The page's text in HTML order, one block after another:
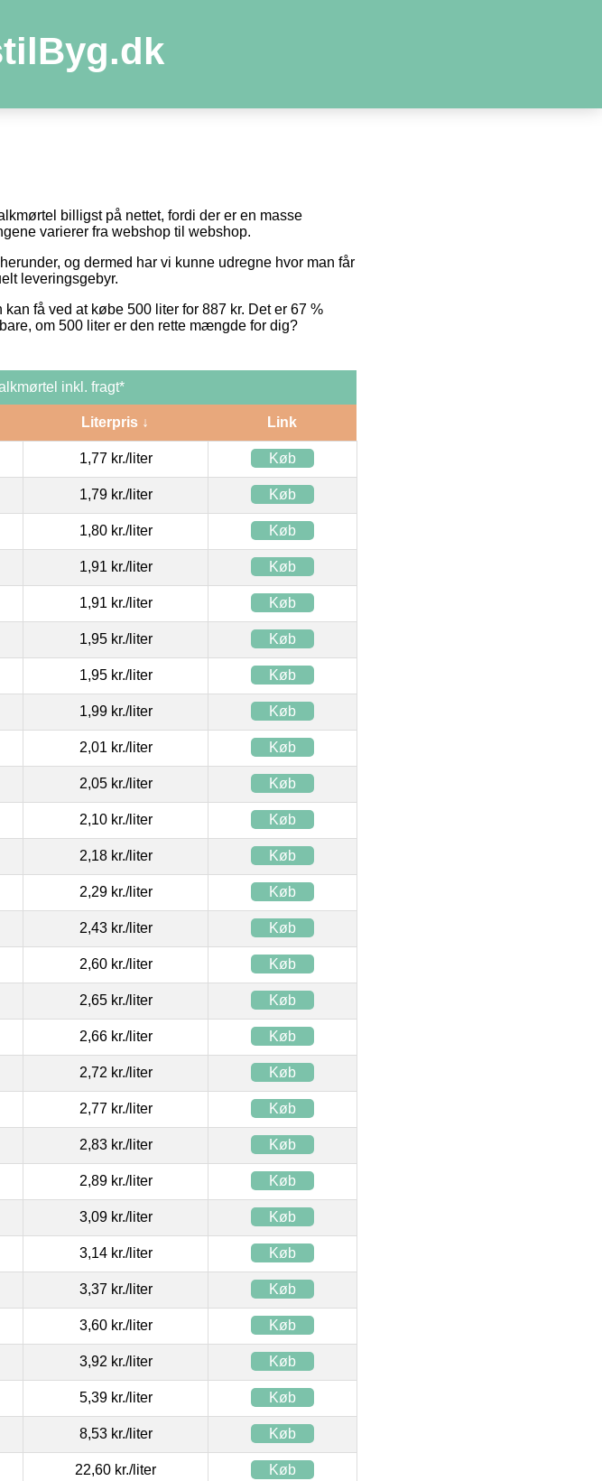
billigst på nettet, fordi der er en masse
varierer fra webshop til webshop.
og dermed har vi kunne udregne hvor man får
leveringsgebyr.
få ved at købe 500 liter for 887 kr. Det er 67 %
om 500 liter er den rette mængde for dig?
inkl. fragt*
Literpris ↓ Link
1,77 kr./liter Køb
1,79 kr./liter Køb
1,80 kr./liter Køb
1,91 kr./liter Køb
1,91 kr./liter Køb
1,95 kr./liter Køb
1,95 kr./liter Køb
1,99 kr./liter Køb
2,01 kr./liter Køb
2,05 kr./liter Køb
2,10 kr./liter Køb
2,18 kr./liter Køb
2,29 kr./liter Køb
2,43 kr./liter Køb
2,60 kr./liter Køb
2,65 kr./liter Køb
2,66 kr./liter Køb
2,72 kr./liter Køb
2,77 kr./liter Køb
2,83 kr./liter Køb
2,89 kr./liter Køb
3,09 kr./liter Køb
3,14 kr./liter Køb
3,37 kr./liter Køb
3,60 kr./liter Køb
3,92 kr./liter Køb
5,39 kr./liter Køb
8,53 kr./liter Køb
22,60 kr./liter Køb